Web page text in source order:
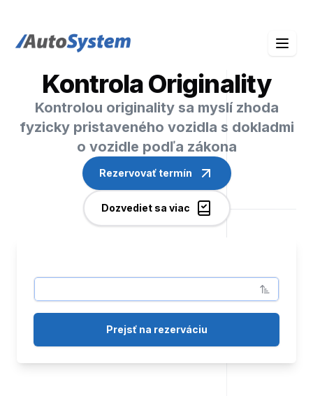
auto-system logo
Prejsť na rezerváciu
Kontrola Originality
Kontrolou originality sa myslí zhoda
fyzicky pristaveného vozidla s dokladmi
o vozidle podľa zákona
Rezervovať termín
Dozvediet sa viac